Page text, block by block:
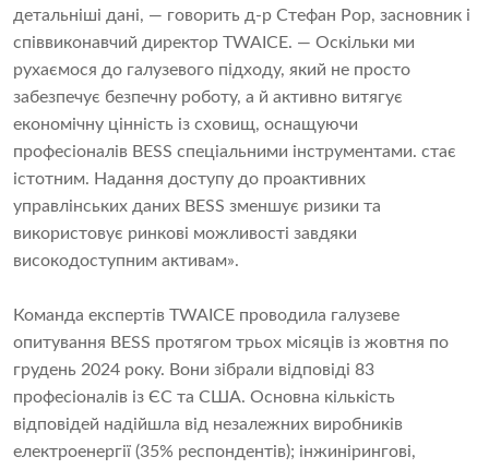
детальніші дані, — говорить д-р Стефан Рор, засновник і
співвиконавчий директор TWAICE. — Оскільки ми
рухаємося до галузевого підходу, який не просто
забезпечує безпечну роботу, а й активно витягує
економічну цінність із сховищ, оснащуючи
професіоналів BESS спеціальними інструментами. стає
істотним. Надання доступу до проактивних
управлінських даних BESS зменшує ризики та
використовує ринкові можливості завдяки
високодоступним активам».
Команда експертів TWAICE проводила галузеве
опитування BESS протягом трьох місяців із жовтня по
грудень 2024 року. Вони зібрали відповіді 83
професіоналів із ЄС та США. Основна кількість
відповідей надійшла від незалежних виробників
електроенергії (35% респондентів); інжинірингові,